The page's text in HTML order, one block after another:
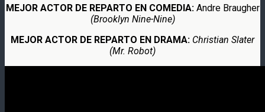
MEJOR ACTOR DE REPARTO EN COMEDIA: Andre Braugher
(Brooklyn Nine-Nine)
MEJOR ACTOR DE REPARTO EN DRAMA: Christian Slater
(Mr. Robot)